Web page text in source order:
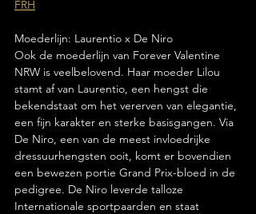
FRH
Moederlijn: Laurentio x De Niro
Ook de moederlijn van Forever Valentine
NRW is veelbelovend. Haar moeder Lilou
stamt af van Laurentio, een hengst die
bekendstaat om het vererven van elegantie,
een fijn karakter en sterke basisgangen. Via
De Niro, een van de meest invloedrijke
dressuurhengsten ooit, komt er bovendien
een bewezen portie Grand Prix-bloed in de
pedigree. De Niro leverde talloze
Internationale sportpaarden en staat